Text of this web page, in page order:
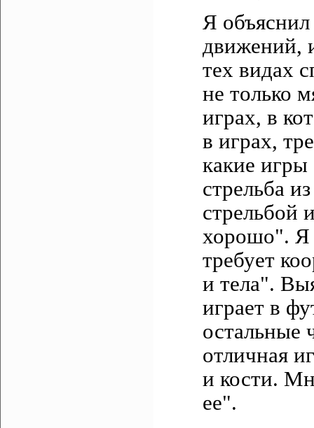
Я объяснил
движений,
тех видах
не только
играх, в
в играх,
какие игры
стрельба
стрельбой
хорошо". Я
требует
и тела".
играет в
остальные
отличная
и кости.
ее".